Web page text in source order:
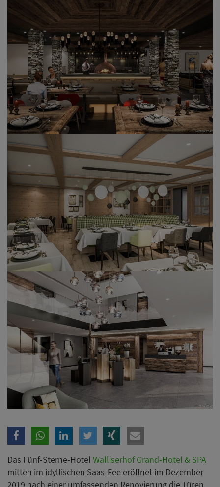
Das Fünf-Sterne-HotelWalliserhof Grand-Hotel & SPA
mitten im idyllischen Saas-Fee eröffnet im Dezember
2019 nach einer umfassenden Renovierung die Türen.
Zusätzlich ist das Hotel ab sofort Mitglied bei Relais &
Das sich im Umbau befindende Fünf-Sterne-Hotel in
Saas-Fee ist nun Teil des Verbunds von weltweit 560
Relais & Châteaux vereinigt. Das Walliserhof Grand-
Hotel & SPA präsentiert sich mit seinem ungezwungen
und Sportangebot und einer kreativen Gastronomie.
Das neue Luxushotel bereichert das Portfolio von